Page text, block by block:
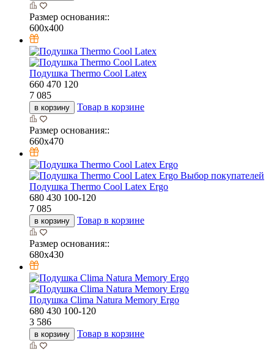
Размер основания::
600х400
Подушка Thermo Cool Latex
660 470 120
7 085
в корзину Товар в корзине
Размер основания::
660х470
Выбор покупателей
Подушка Thermo Cool Latex Ergo
680 430 100-120
7 085
в корзину Товар в корзине
Размер основания::
680х430
Подушка Clima Natura Memory Ergo
680 430 100-120
3 586
в корзину Товар в корзине